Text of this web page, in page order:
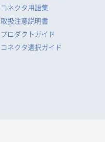
コネクタ用語集
取扱注意説明書
プロダクトガイド
コネクタ選択ガイド